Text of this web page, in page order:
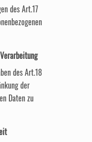
des Art.17
des Art.18
der
Daten zu